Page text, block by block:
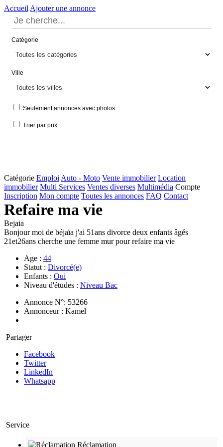
Accueil Ajouter une annonce
Catégorie
Ville
Seulement annonces avec photos
Trier par prix
Catégorie Emploi Auto - Moto Vente immobilier Location
immobilier Multi Services Ventes diverses Multimédia Compte
Inscription Mon compte Toutes les annonces FAQ Contact
Refaire ma vie
Bejaia
Bonjour moi de béjaïa j'ai 51ans divorce deux enfants âgés
21et26ans cherche une femme mur pour refaire ma vie
Age : 44
Statut : Divorcé(e)
Enfants : Oui
Niveau d'études : Niveau Bac
Annonce N°: 53266
Annonceur : Kamel
Partager
Facebook
Twitter
LinkedIn
Whatsapp
Service
Réclamation